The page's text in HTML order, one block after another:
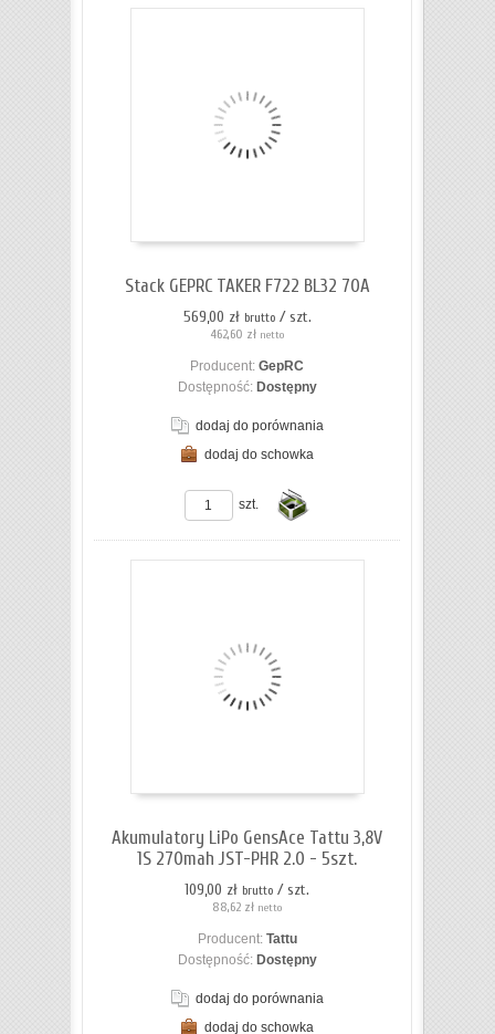
Stack GEPRC TAKER F722 BL32 70A
569,00 zł brutto / szt.
462,60 zł netto
Producent: GepRC
Dostępność: Dostępny
dodaj do porównania
dodaj do schowka
szt.
Akumulatory LiPo GensAce Tattu 3,8V
1S 270mah JST-PHR 2.0 - 5szt.
109,00 zł brutto / szt.
88,62 zł netto
Producent: Tattu
Dostępność: Dostępny
dodaj do porównania
dodaj do schowka